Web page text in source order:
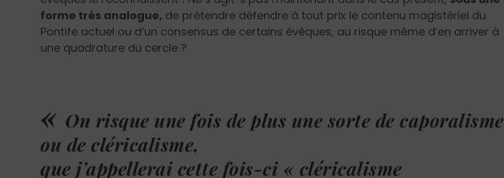
forme très analogue, de prétendre défendre à tout prix le contenu magistériel du
Pontife actuel ou d’un consensus de certains évêques, au risque même d’en arriver à
une quadrature du cercle ?
« On risque une fois de plus une sorte de caporalisme
ou de cléricalisme,
que j’appellerai cette fois-ci « cléricalisme